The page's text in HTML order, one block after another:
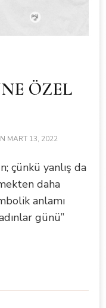
ÖZEL
MART 13, 2022
çünkü yanlış da
daha
anlamı
günü”